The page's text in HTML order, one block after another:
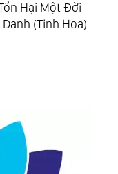
Như Cây Lúa
Cúi Đầu (Tinh